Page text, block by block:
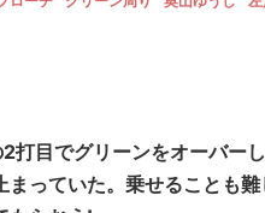
打目でグリーンをオーバー
まっていた。乗せることも